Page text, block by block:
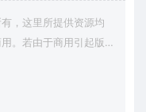
，这里所提供资源均
。若由于商用引起版